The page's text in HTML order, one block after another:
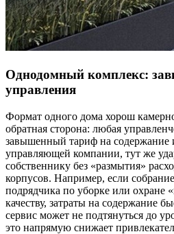
Однодомный комплекс:
управления
Формат одного дома хорош
обратная сторона: любая
завышенный тариф на содержание
управляющей компании, тут же
собственнику без «размытия»
корпусов. Например, если
подрядчика по уборке или охране
качеству, затраты на содержание
сервис может не подтянуться до
это напрямую снижает